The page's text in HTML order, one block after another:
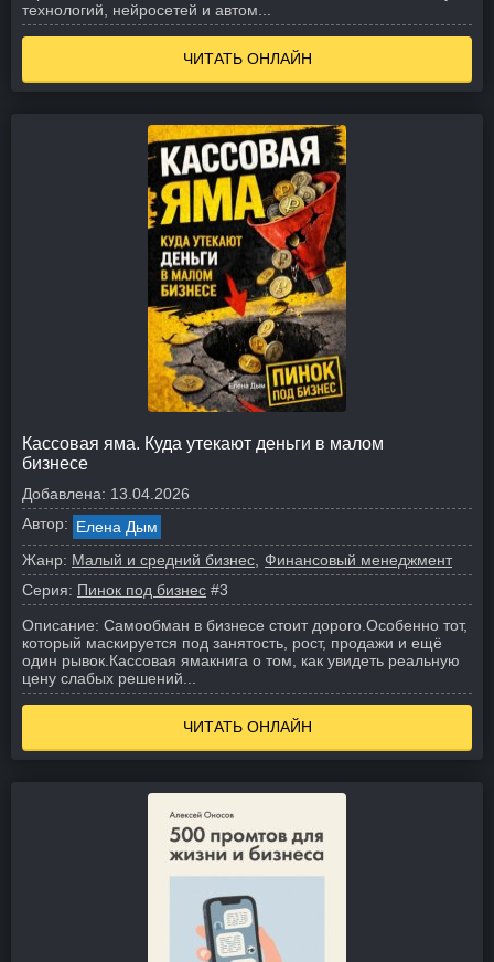
технологий, нейросетей и автом...
ЧИТАТЬ ОНЛАЙН
Кассовая яма. Куда утекают деньги в малом
бизнесе
Добавлена: 13.04.2026
Автор: Елена Дым
Жанр: Малый и средний бизнес Финансовый менеджмент
Серия: Пинок под бизнес #3
Описание: Самообман в бизнесе стоит дорого. Особенно тот,
который маскируется под занятость, рост, продажи и ещё
один рывок. Кассовая ямакнига о том, как увидеть реальную
цену слабых решений...
ЧИТАТЬ ОНЛАЙН